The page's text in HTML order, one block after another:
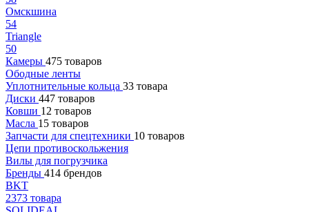
Омскшина
54
Triangle
50
Камеры 475 товаров
Ободные ленты
Уплотнительные кольца 33 товара
Диски 447 товаров
Ковши 12 товаров
Масла 15 товаров
Запчасти для спецтехники 10 товаров
Цепи противоскольжения
Вилы для погрузчика
Бренды 414 брендов
BKT
2373 товара